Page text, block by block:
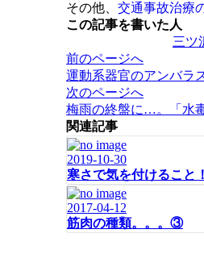
その他、 交通事故治療
この記事を書いた人
三ツ
投
稿
ナ
ビ
ゲ
ー
シ
ョ
ン
前のページへ
運動系器官のアンバラ
次のページへ
梅雨の終盤に…。「水
関連記事
2019-10-30
寒さで気を付けること！
2017-04-12
筋肉の種類。。。③